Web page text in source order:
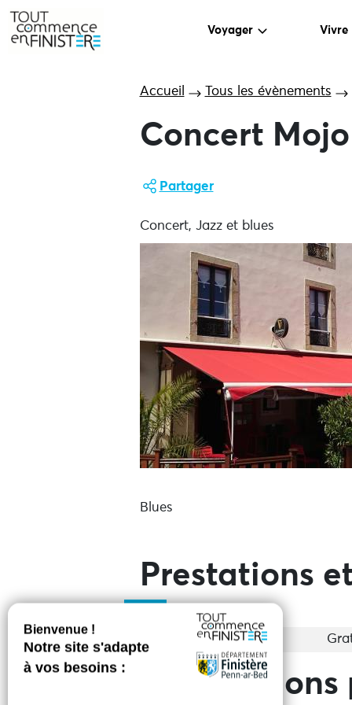
Voyager Vivre
Accueil Tous les évènements
Concert
Partager
Concert, Jazz et blues
Blues
Prestations